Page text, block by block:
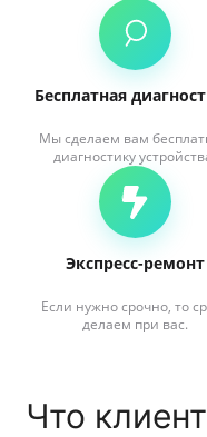
Бесплатная
Мы сделаем вам
диагностику
Экспресс-ремонт
Если нужно срочно, то
делаем при вас.
Что